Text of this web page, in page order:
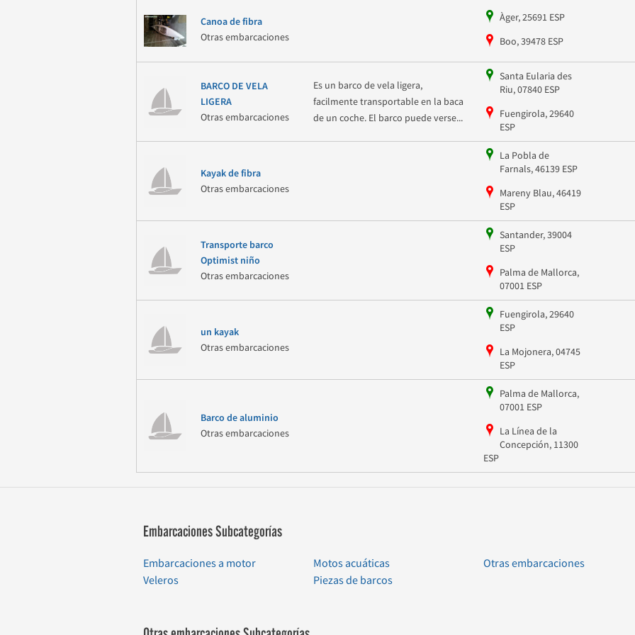
Canoa de fibra
Otras embarcaciones
Àger, 25691 ESP
Boo, 39478 ESP
BARCO DE VELA
LIGERA
Otras embarcaciones
Es un barco de vela ligera,
facilmente transportable en la baca
de un coche. El barco puede verse...
Santa Eularia des
Riu, 07840 ESP
Fuengirola, 29640
ESP
Kayak de fibra
Otras embarcaciones
La Pobla de
Farnals, 46139 ESP
Mareny Blau, 46419
ESP
Transporte barco
Optimist niño
Otras embarcaciones
Santander, 39004
ESP
Palma de Mallorca,
07001 ESP
un kayak
Otras embarcaciones
Fuengirola, 29640
ESP
La Mojonera, 04745
ESP
Barco de aluminio
Otras embarcaciones
Palma de Mallorca,
07001 ESP
La Línea de la
Concepción, 11300
ESP
Embarcaciones Subcategorías
Embarcaciones a motor
Veleros
Motos acuáticas
Piezas de barcos
Otras embarcaciones